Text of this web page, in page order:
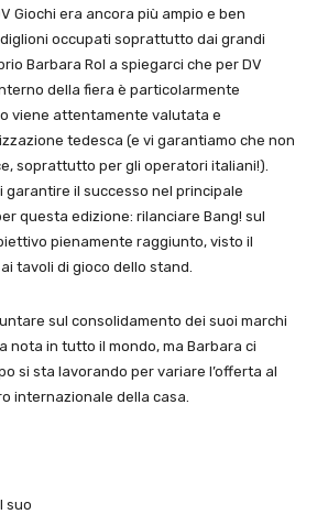
Giochi era ancora più ampio e ben
occupati soprattutto dai grandi
Barbara Rol a spiegarci che per DV
della fiera è particolarmente
viene attentamente valutata e
tedesca (e vi garantiamo che non
soprattutto per gli operatori italiani!).
garantire il successo nel principale
questa edizione: rilanciare Bang! sul
pienamente raggiunto, visto il
tavoli di gioco dello stand.
sul consolidamento dei suoi marchi
nota in tutto il mondo, ma Barbara ci
si sta lavorando per variare l’offerta al
internazionale della casa.
suo